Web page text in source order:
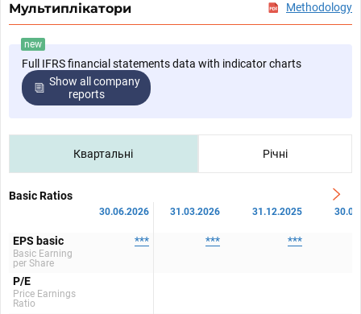
Мультиплікатори Methodology
new
Full IFRS financial statements data with indicator charts
Show all company
reports
Квартальні Річні
Basic Ratios
30.06.2026 31.03.2026 31.12.2025
EPS basic
Basic Earning
per Share
*** *** ***
P/E
Price Earnings
Ratio